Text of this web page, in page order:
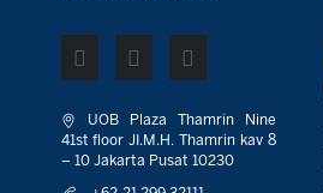
UOB Plaza Thamrin Nine
41st floor JI.M.H. Thamrin kav 8
– 10 Jakarta Pusat 10230